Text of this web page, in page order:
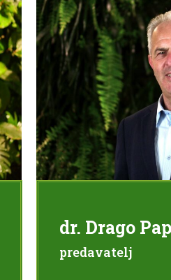
dr. Drago
predavatelj